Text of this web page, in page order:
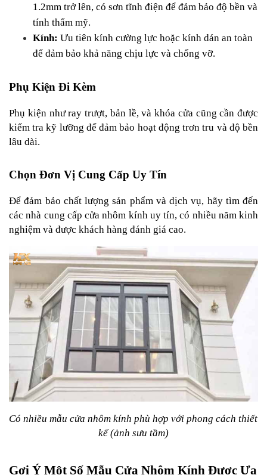
1.2mm trở lên, có sơn tĩnh điện để đảm bảo độ bền và
tính thẩm mỹ.
Kính: Ưu tiên kính cường lực hoặc kính dán an toàn
để đảm bảo khả năng chịu lực và chống vỡ.
Phụ Kiện Đi Kèm
Phụ kiện như ray trượt, bản lề, và khóa cửa cũng cần được
kiểm tra kỹ lưỡng để đảm bảo hoạt động trơn tru và độ bền
lâu dài.
Chọn Đơn Vị Cung Cấp Uy Tín
Để đảm bảo chất lượng sản phẩm và dịch vụ, hãy tìm đến
các nhà cung cấp cửa nhôm kính uy tín, có nhiều năm kinh
nghiệm và được khách hàng đánh giá cao.
Có nhiều mẫu cửa nhôm kính phù hợp với phong cách thiết
kế (ảnh sưu tầm)
Gợi Ý Một Số Mẫu Cửa Nhôm Kính Được Ưa